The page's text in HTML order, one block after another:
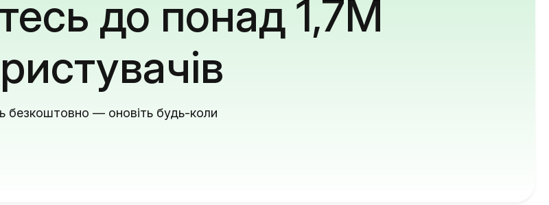
до понад 1,7M
безкоштовно — оновіть будь-коли